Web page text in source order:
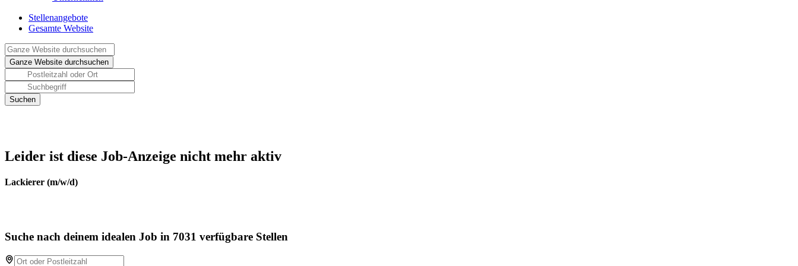
Stellenangebote
Gesamte Website
Leider ist diese Job-Anzeige nicht mehr aktiv
Lackierer (m/w/d)
Suche nach deinem idealen Job in 7031 verfügbare Stellen